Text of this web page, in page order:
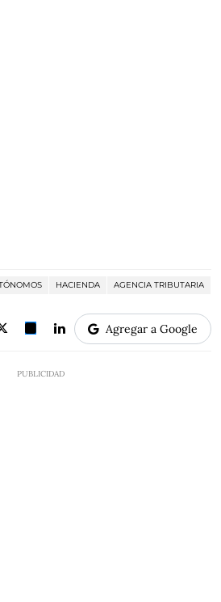
HACIENDA
AGENCIA TRIBUTARIA
Agregar a Google